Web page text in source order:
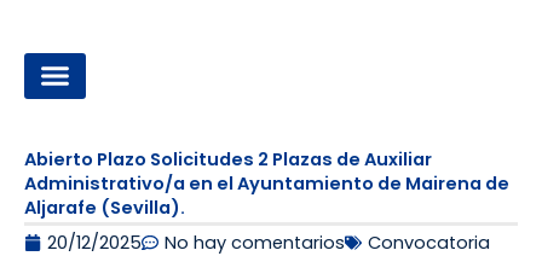
contenido
Abierto Plazo Solicitudes 2 Plazas de Auxiliar
Administrativo/a en el Ayuntamiento de Mairena de
Aljarafe (Sevilla).
20/12/2025
No hay comentarios
Convocatoria